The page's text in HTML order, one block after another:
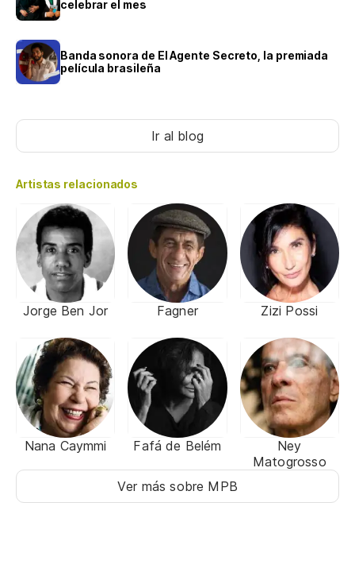
celebrar el mes
Banda sonora de El Agente Secreto, la premiada
película brasileña
Ir al blog
Artistas relacionados
Jorge Ben Jor Fagner Zizi Possi
Nana Caymmi Fafá de Belém
Ney
Matogrosso
Ver más sobre MPB